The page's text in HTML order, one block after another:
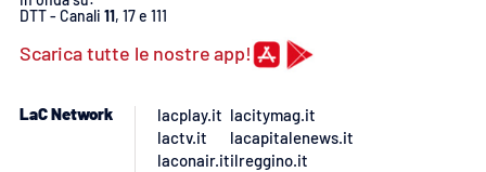
SPECIALI
Buona Sanità Calabria
CALABRIAVISIONE
DTT - Canali 11, 17 e 111
Scarica tutte le nostre app!
LaC Network
lacplay.it
lactv.it
laconair.it
lacitymag.it
lacapitalenews.it
ilreggino.it